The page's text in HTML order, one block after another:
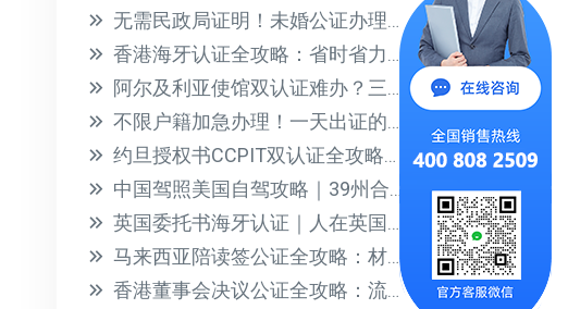
无需民政局证明！未婚公证办理全攻略，出国单身证明轻松搞定
香港海牙认证全攻略：省时省力不交智商税
阿尔及利亚使馆双认证难办？三步流程+材料清单全解析
不限户籍加急办理！一天出证的国际公证认证指南
约旦授权书CCPIT双认证全攻略，快速通关指南
中国驾照美国自驾攻略｜39州合法开车+公证办理指南
英国委托书海牙认证｜人在英国，远程授权国内房产与法律事务
马来西亚陪读签公证全攻略：材料清单与双认证流程详解
香港董事会决议公证全攻略：流程、避坑与加签认证详解